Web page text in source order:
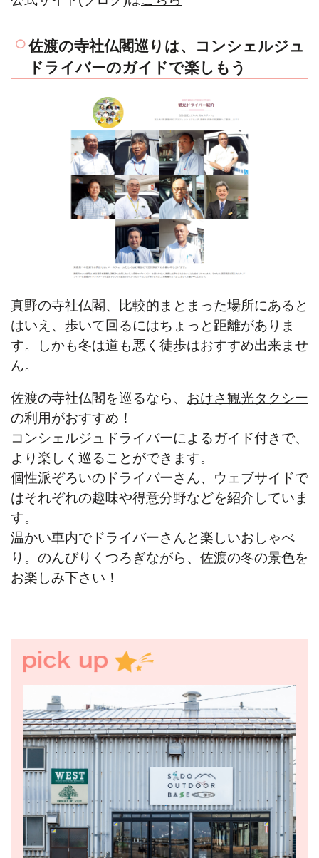
佐渡の寺社仏閣巡りは、コンシェルジュ
ドライバーのガイドで楽しもう
真野の寺社仏閣、比較的まとまった場所にあると
はいえ、歩いて回るにはちょっと距離がありま
す。しかも冬は道も悪く徒歩はおすすめ出来ませ
ん。
佐渡の寺社仏閣を巡るなら、 おけさ観光タクシー
の利用がおすすめ！
コンシェルジュドライバーによるガイド付きで、
より楽しく巡ることができます。
個性派ぞろいのドライバーさん、ウェブサイドで
はそれぞれの趣味や得意分野などを紹介していま
す。
温かい車内でドライバーさんと楽しいおしゃべ
り。のんびりくつろぎながら、佐渡の冬の景色を
お楽しみ下さい！